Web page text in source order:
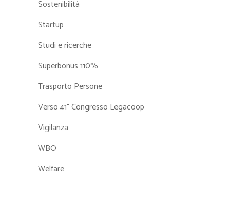
Sostenibilità
Startup
Studi e ricerche
Superbonus 110%
Trasporto Persone
Verso 41° Congresso Legacoop
Vigilanza
WBO
Welfare